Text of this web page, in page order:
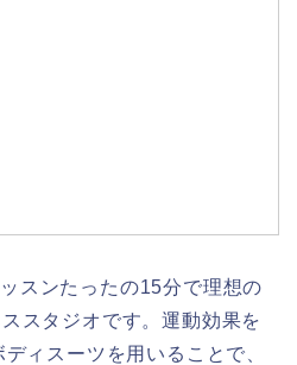
スンたったの15分で理想の
スタジオです。運動効果を
ィスーツを用いることで、